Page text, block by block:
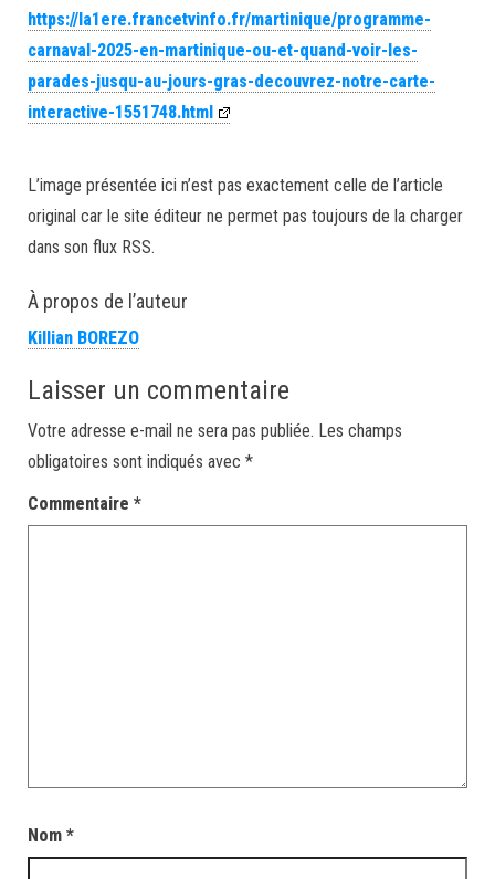
https://la1ere.francetvinfo.fr/martinique/programme-
carnaval-2025-en-martinique-ou-et-quand-voir-les-
parades-jusqu-au-jours-gras-decouvrez-notre-carte-
interactive-1551748.html
L’image présentée ici n’est pas exactement celle de l’article
original car le site éditeur ne permet pas toujours de la charger
dans son flux RSS.
À propos de l’auteur
Killian BOREZO
Laisser un commentaire
Votre adresse e-mail ne sera pas publiée. Les champs
obligatoires sont indiqués avec *
Commentaire *
Nom *